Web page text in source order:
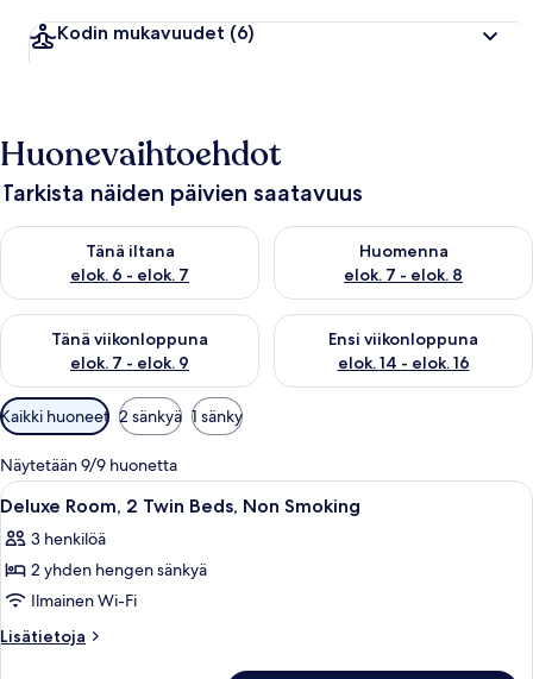
Kodin mukavuudet (6)
Huonevaihtoehdot
Tarkista näiden päivien saatavuus
Tänä iltana
elok. 6 - elok. 7
Tarkista tämän illan saatavuus elok. 6 - elok. 7
Huomenna
elok. 7 - elok. 8
Tarkista huomisen saatavuus
Tänä viikonloppuna
elok. 7 - elok. 9
Tarkista tämän viikonlopun saatavuus elok. 7 - elok. 9
Ensi viikonloppuna
elok. 14 - elok. 16
Tarkista ensi viikonlopun
Huoneille
saatavilla
olevia
suodattimia
Kaikki huoneet 2 sänkyä 1 sänky
Näytetään 9/9 huonetta
Avaa
kaikki
huonetyypin
Deluxe
Room,
2
Tallelokero huoneessa,
10
Deluxe Room, 2 Twin Beds, Non Smoking
3 henkilöä
2 yhden hengen sänkyä
Ilmainen Wi-Fi
Lisätietoja
Lisätietoja